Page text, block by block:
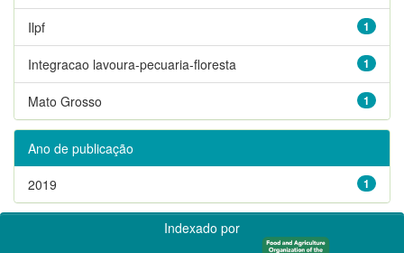
1
Ilpf
1
Integracao lavoura-pecuaria-floresta
1
Mato Grosso
Ano de publicação
1
2019
Indexado por